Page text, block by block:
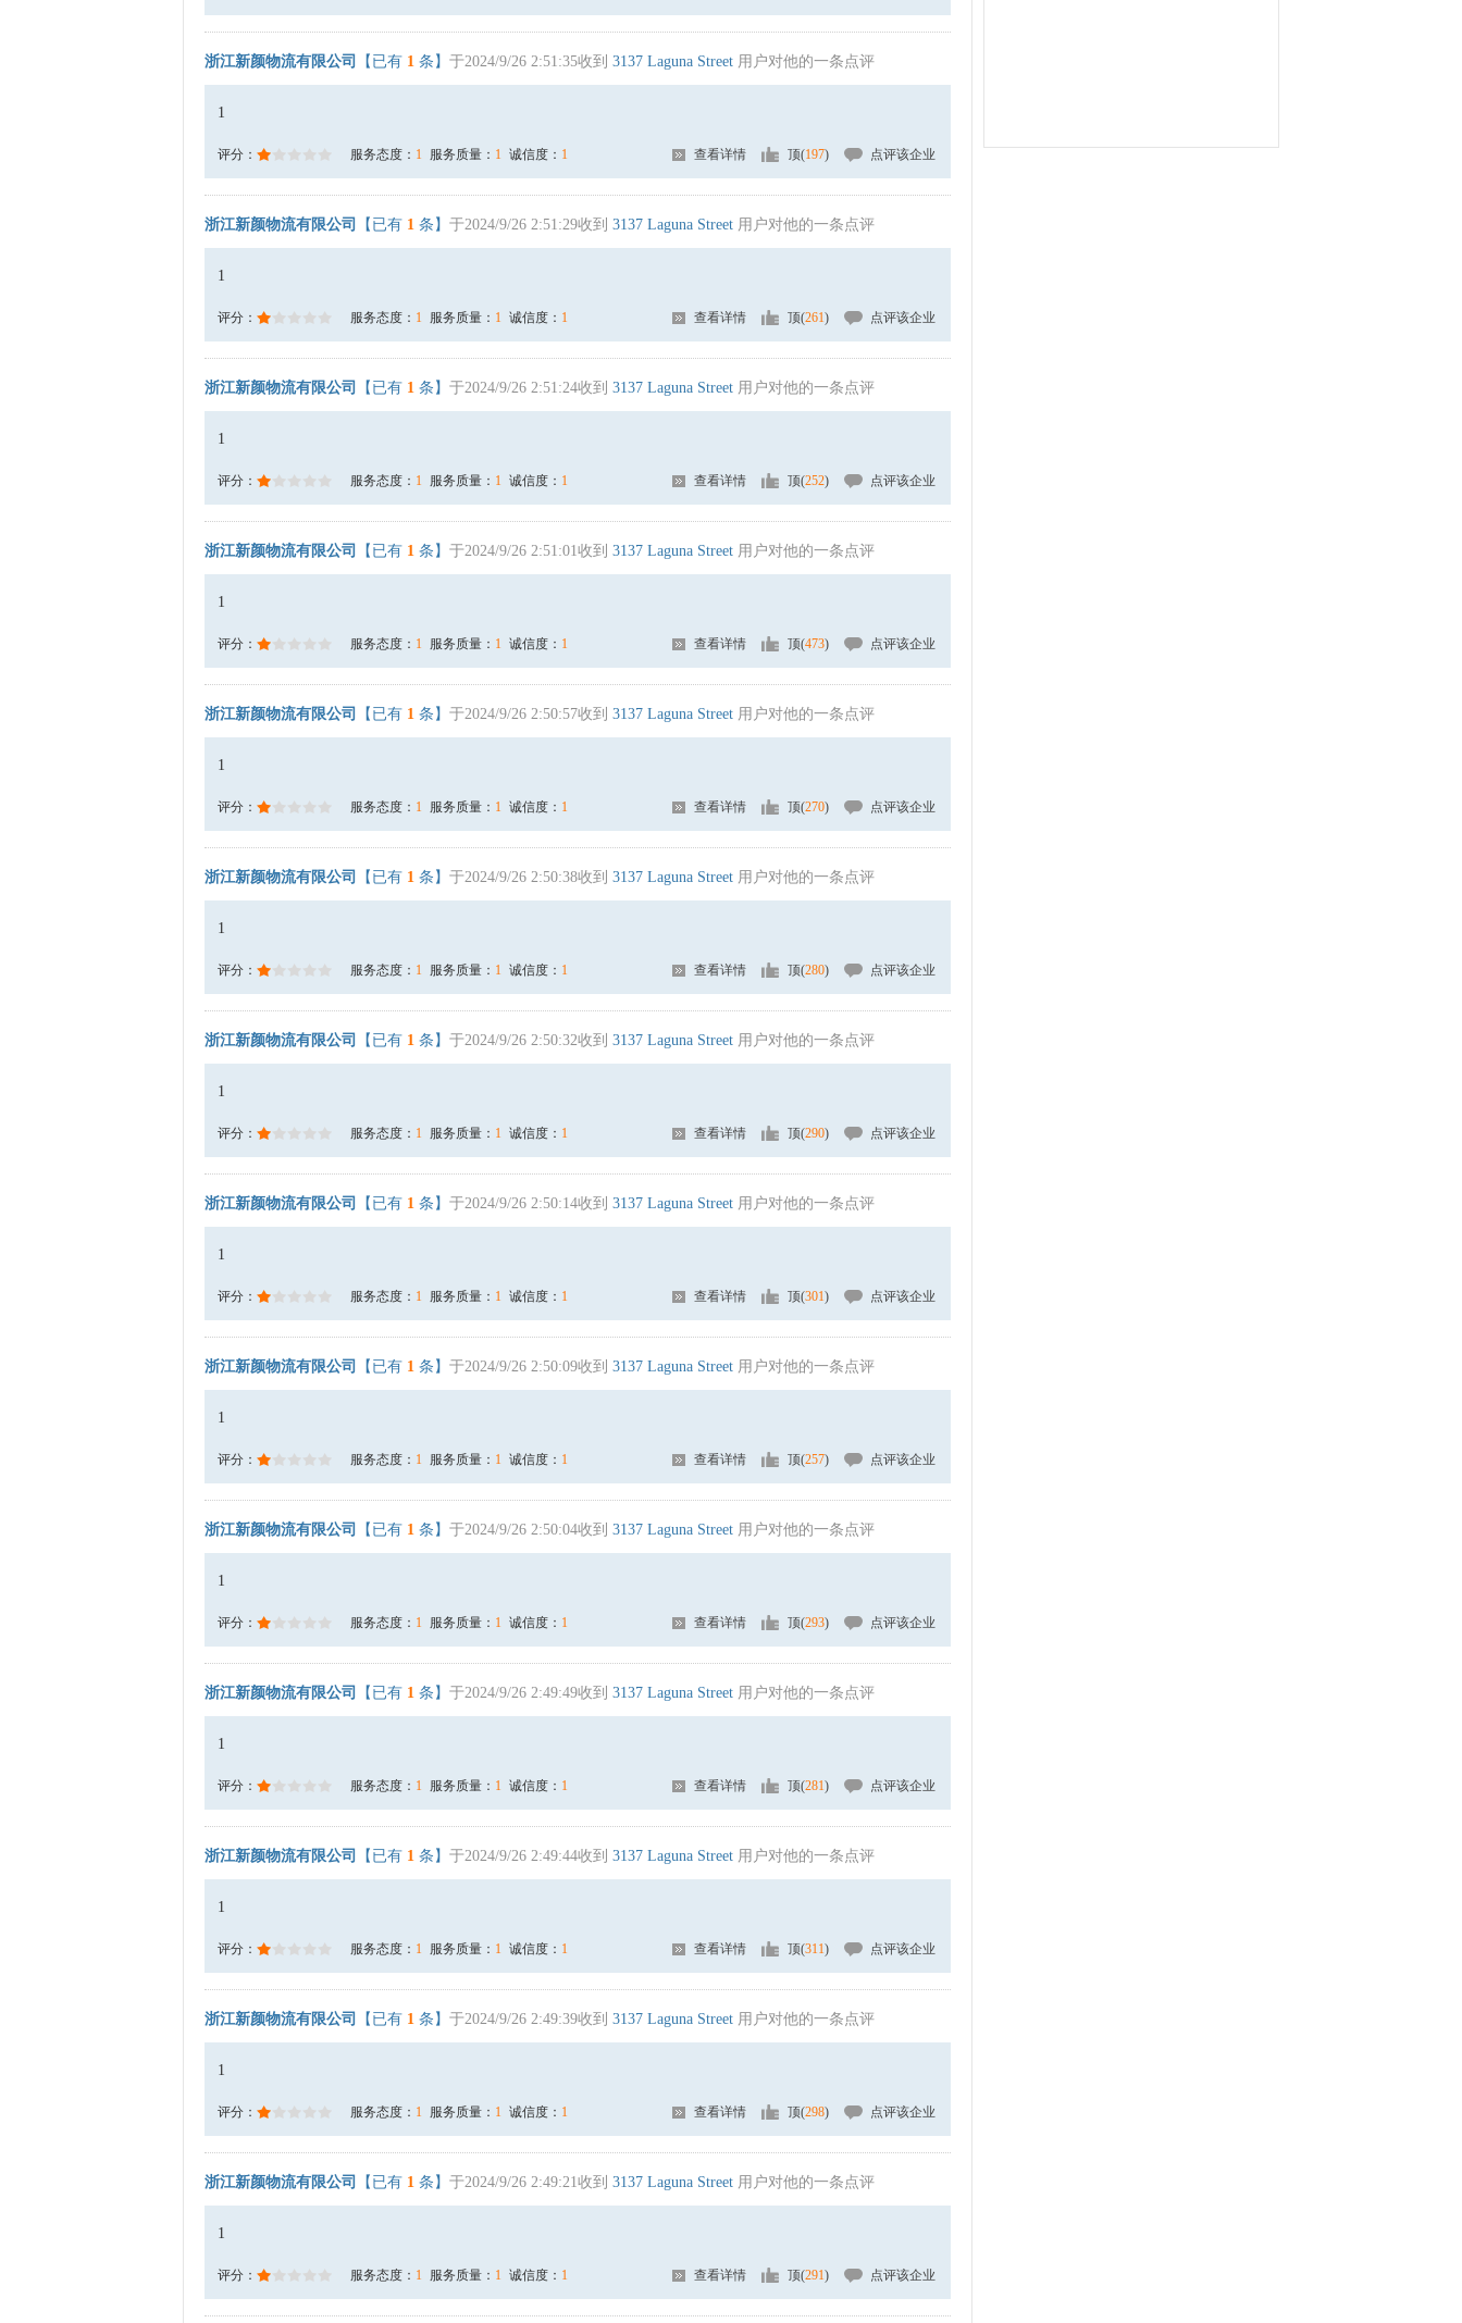
浙江新颜物流有限公司 【已有 1 条】 于2024/9/26 2:51:35收到 3137 Laguna Street 用户对他的一条点评
1
评分： 服务态度： 1 服务质量： 1 诚信度： 1 查看详情 顶(197) 点评该企业
浙江新颜物流有限公司 【已有 1 条】 于2024/9/26 2:51:29收到 3137 Laguna Street 用户对他的一条点评
1
评分： 服务态度： 1 服务质量： 1 诚信度： 1 查看详情 顶(261) 点评该企业
浙江新颜物流有限公司 【已有 1 条】 于2024/9/26 2:51:24收到 3137 Laguna Street 用户对他的一条点评
1
评分： 服务态度： 1 服务质量： 1 诚信度： 1 查看详情 顶(252) 点评该企业
浙江新颜物流有限公司 【已有 1 条】 于2024/9/26 2:51:01收到 3137 Laguna Street 用户对他的一条点评
1
评分： 服务态度： 1 服务质量： 1 诚信度： 1 查看详情 顶(473) 点评该企业
浙江新颜物流有限公司 【已有 1 条】 于2024/9/26 2:50:57收到 3137 Laguna Street 用户对他的一条点评
1
评分： 服务态度： 1 服务质量： 1 诚信度： 1 查看详情 顶(270) 点评该企业
浙江新颜物流有限公司 【已有 1 条】 于2024/9/26 2:50:38收到 3137 Laguna Street 用户对他的一条点评
1
评分： 服务态度： 1 服务质量： 1 诚信度： 1 查看详情 顶(280) 点评该企业
浙江新颜物流有限公司 【已有 1 条】 于2024/9/26 2:50:32收到 3137 Laguna Street 用户对他的一条点评
1
评分： 服务态度： 1 服务质量： 1 诚信度： 1 查看详情 顶(290) 点评该企业
浙江新颜物流有限公司 【已有 1 条】 于2024/9/26 2:50:14收到 3137 Laguna Street 用户对他的一条点评
1
评分： 服务态度： 1 服务质量： 1 诚信度： 1 查看详情 顶(301) 点评该企业
浙江新颜物流有限公司 【已有 1 条】 于2024/9/26 2:50:09收到 3137 Laguna Street 用户对他的一条点评
1
评分： 服务态度： 1 服务质量： 1 诚信度： 1 查看详情 顶(257) 点评该企业
浙江新颜物流有限公司 【已有 1 条】 于2024/9/26 2:50:04收到 3137 Laguna Street 用户对他的一条点评
1
评分： 服务态度： 1 服务质量： 1 诚信度： 1 查看详情 顶(293) 点评该企业
浙江新颜物流有限公司 【已有 1 条】 于2024/9/26 2:49:49收到 3137 Laguna Street 用户对他的一条点评
1
评分： 服务态度： 1 服务质量： 1 诚信度： 1 查看详情 顶(281) 点评该企业
浙江新颜物流有限公司 【已有 1 条】 于2024/9/26 2:49:44收到 3137 Laguna Street 用户对他的一条点评
1
评分： 服务态度： 1 服务质量： 1 诚信度： 1 查看详情 顶(311) 点评该企业
浙江新颜物流有限公司 【已有 1 条】 于2024/9/26 2:49:39收到 3137 Laguna Street 用户对他的一条点评
1
评分： 服务态度： 1 服务质量： 1 诚信度： 1 查看详情 顶(298) 点评该企业
浙江新颜物流有限公司 【已有 1 条】 于2024/9/26 2:49:21收到 3137 Laguna Street 用户对他的一条点评
1
评分： 服务态度： 1 服务质量： 1 诚信度： 1 查看详情 顶(291) 点评该企业